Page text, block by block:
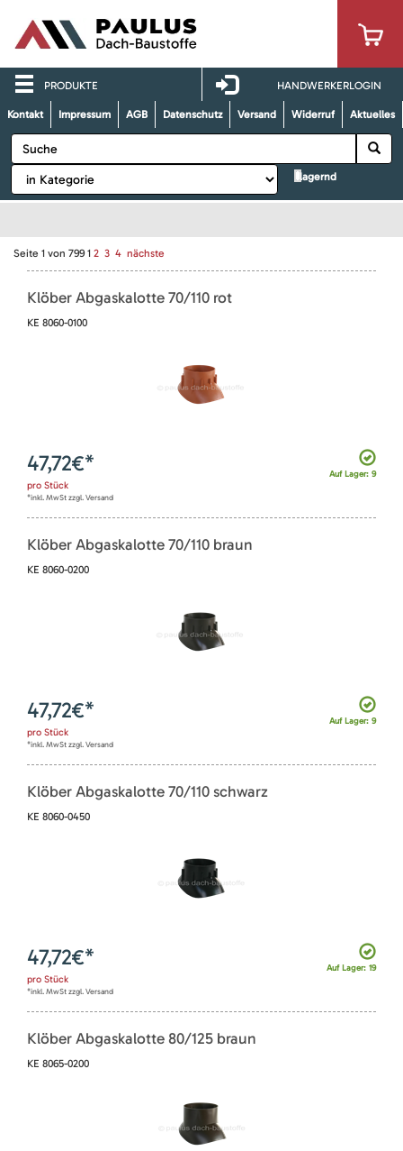
PRODUKTE HANDWERKERLOGIN
Kontakt Impressum AGB Datenschutz Versand Widerruf Aktuelles
lagernd
Seite 1 von 799 1 2 3 4 nächste
Klöber Abgaskalotte 70/110 rot
KE 8060-0100
Auf Lager: 9
47,72€*
pro Stück
*inkl. MwSt zzgl. Versand
Klöber Abgaskalotte 70/110 braun
KE 8060-0200
Auf Lager: 9
47,72€*
pro Stück
*inkl. MwSt zzgl. Versand
Klöber Abgaskalotte 70/110 schwarz
KE 8060-0450
Auf Lager: 19
47,72€*
pro Stück
*inkl. MwSt zzgl. Versand
Klöber Abgaskalotte 80/125 braun
KE 8065-0200